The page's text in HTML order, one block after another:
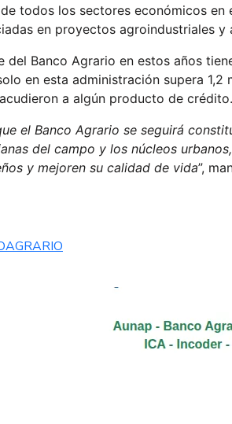
todos los sectores económicos
en proyectos agroindustriales
del Banco Agrario en estos años
en esta administración supera
a algún producto de crédito.
el Banco Agrario se seguirá
del campo y los núcleos
y mejoren su calidad de vida”,